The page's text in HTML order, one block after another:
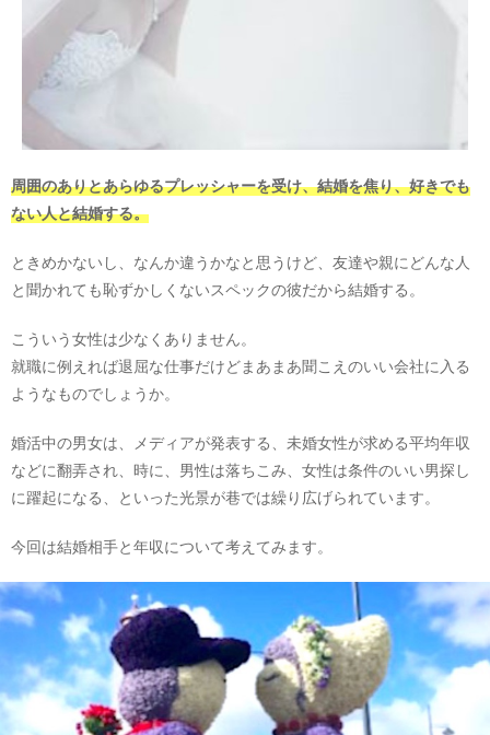
周囲のありとあらゆるプレッシャーを受け、結婚を焦り、好きでも
ない人と結婚する。
ときめかないし、なんか違うかなと思うけど、友達や親にどんな人
と聞かれても恥ずかしくないスペックの彼だから結婚する。
こういう女性は少なくありません。
就職に例えれば退屈な仕事だけどまあまあ聞こえのいい会社に入る
ようなものでしょうか。
婚活中の男女は、メディアが発表する、未婚女性が求める平均年収
などに翻弄され、時に、男性は落ちこみ、女性は条件のいい男探し
に躍起になる、といった光景が巷では繰り広げられています。
今回は結婚相手と年収について考えてみます。